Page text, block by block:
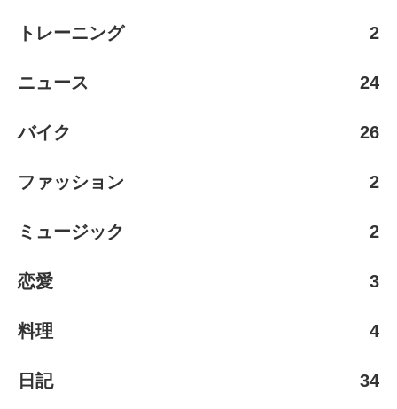
トレーニング 2
ニュース 24
バイク 26
ファッション 2
ミュージック 2
恋愛 3
料理 4
日記 34